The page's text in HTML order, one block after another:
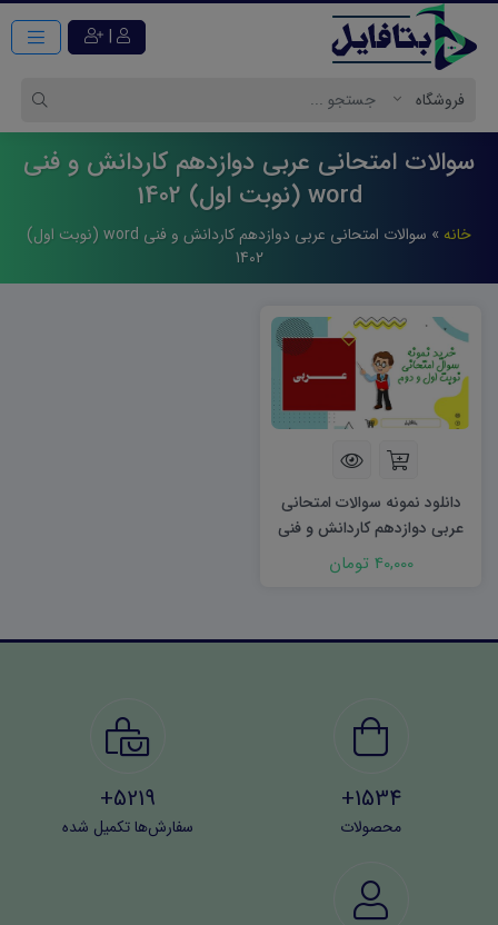
|
سوالات امتحانی عربی دوازدهم کاردانش و فنی
word (نوبت اول) 1402
خانه »
سوالات امتحانی عربی دوازدهم کاردانش و فنی word (نوبت اول)
1402
دانلود نمونه سوالات امتحانی
عربی دوازدهم کاردانش و فنی
نوبت اول ۱۴۰۳ word
40,000 تومان
1534+
محصولات
5219+
سفارش‌ها تکمیل شده